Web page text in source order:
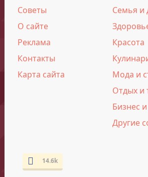
Советы
О сайте
Реклама
Контакты
Карта сайта
Семья и
Красота
Мода и
Отдых и
Бизнес
Другие
14.6k